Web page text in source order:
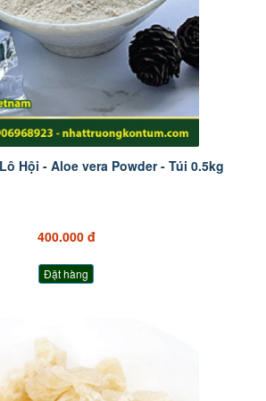
Hội - Aloe vera Powder - Túi 0.5kg
400.000 đ
Đặt hàng